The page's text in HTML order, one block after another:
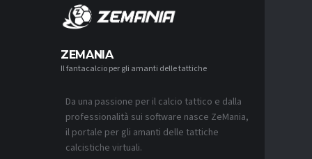
ZEMANIA
Il fantacalcio per gli amanti delle tattiche
Da una passione per il calcio tattico e dalla
professionalità sui software nasce ZeMania,
il portale per gli amanti delle tattiche
calcistiche virtuali.